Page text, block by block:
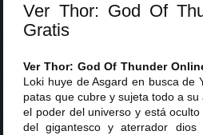
Ver Thor: God Of
Gratis
Ver Thor: God Of Thunder
Loki huye de Asgard en busca de
patas que cubre y sujeta todo a
el poder del universo y está
del gigantesco y aterrador dios